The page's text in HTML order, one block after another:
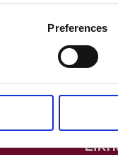
Preferences